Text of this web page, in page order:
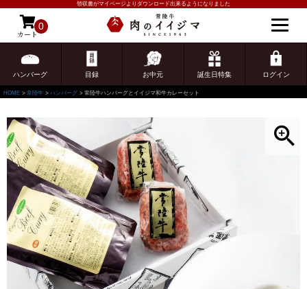
領収書がマイページよりダウンロード出来るようになりました
カート
0
ハンバーグ 目録 お中元 誕生日特集 ログイン
ゲスト 様こんにちは
ログイン
HOME 常陸牛 ハンバーグ 常陸牛ハンバーグとイイジマ和牛カレーセット